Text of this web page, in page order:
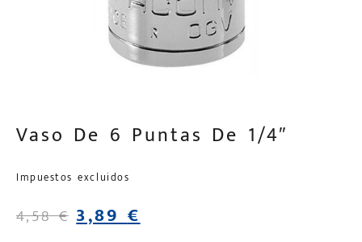
Vaso De 6 Puntas De 1/4″
Impuestos excluidos
4,58€ 3,89€